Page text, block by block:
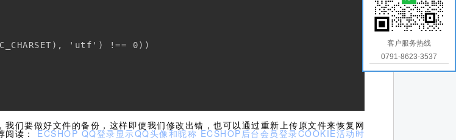
'utf') !== 0))
们要做好文件的备份，这样即使我们修改出错，也可以通过重新上传原文件来恢复网
阅读：ECSHOP QQ登录显示QQ头像和昵称 ECSHOP后台会员登录COOKIE活动时
客户服务热线
0791-8623-3537